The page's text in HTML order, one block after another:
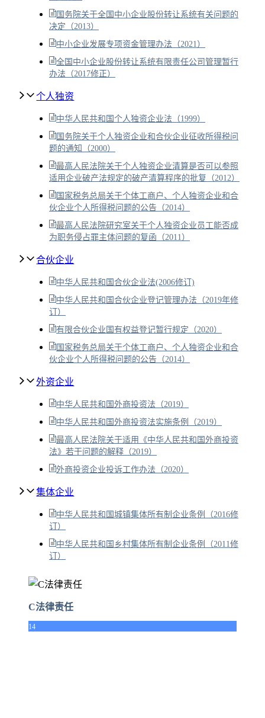
国务院关于全国中小企业股份转让系统有关问题的
决定（2013）
中小企业发展专项资金管理办法（2021）
全国中小企业股份转让系统有限责任公司管理暂行
办法（2017修正）
个人独资
中华人民共和国个人独资企业法（1999）
国务院关于个人独资企业和合伙企业征收所得税问
题的通知（2000）
最高人民法院关于个人独资企业清算是否可以参照
适用企业破产法规定的破产清算程序的批复（2012）
国家税务总局关于个体工商户、个人独资企业和合
伙企业个人所得税问题的公告（2014）
最高人民法院研究室关于个人独资企业员工能否成
为职务侵占罪主体问题的复函（2011）
合伙企业
中华人民共和国合伙企业法(2006修订)
中华人民共和国合伙企业登记管理办法（2019年修
订）
有限合伙企业国有权益登记暂行规定（2020）
国家税务总局关于个体工商户、个人独资企业和合
伙企业个人所得税问题的公告（2014）
外资企业
中华人民共和国外商投资法（2019）
中华人民共和国外商投资法实施条例（2019）
最高人民法院关于适用《中华人民共和国外商投资
法》若干问题的解释（2019）
外商投资企业投诉工作办法（2020）
集体企业
中华人民共和国城镇集体所有制企业条例（2016修
订）
中华人民共和国乡村集体所有制企业条例（2011修
订）
C法律责任
14